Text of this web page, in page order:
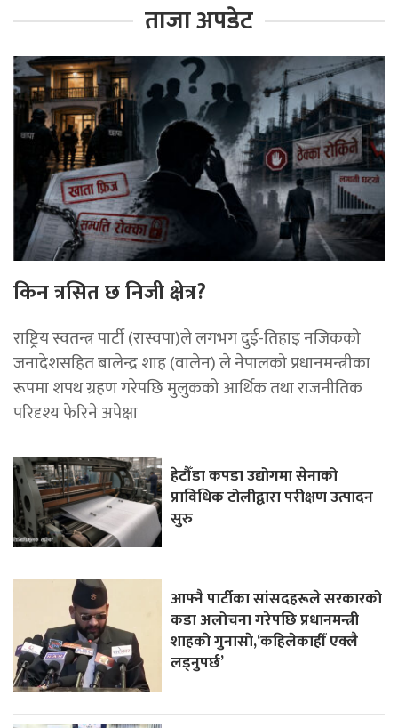
ताजा अपडेट
किन त्रसित छ निजी क्षेत्र?
राष्ट्रिय स्वतन्त्र पार्टी (रास्वपा)ले लगभग दुई-तिहाइ नजिकको
जनादेशसहित बालेन्द्र शाह (वालेन) ले नेपालको प्रधानमन्त्रीका
रूपमा शपथ ग्रहण गरेपछि मुलुकको आर्थिक तथा राजनीतिक
परिदृश्य फेरिने अपेक्षा
हेटौँडा कपडा उद्योगमा सेनाको
प्राविधिक टोलीद्वारा परीक्षण उत्पादन
सुरु
आफ्नै पार्टीका सांसदहरूले सरकारको
कडा अलोचना गरेपछि प्रधानमन्त्री
शाहकाे गुनासाे,‘कहिलेकाहीँ एक्लै
लड्नुपर्छ’